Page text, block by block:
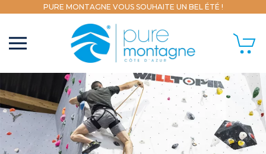
PURE MONTAGNE VOUS SOUHAITE UN BEL ÉTÉ !